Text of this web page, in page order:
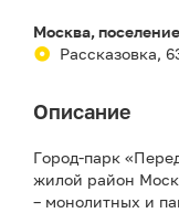
Москва,
Рассказовка,
Описание
Город-парк
жилой район
– монолитных и